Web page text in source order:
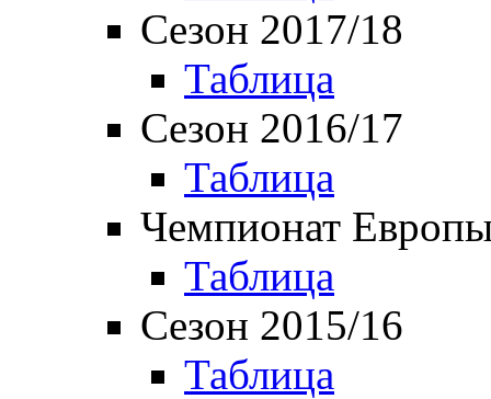
Сезон 2017/18
Таблица
Сезон 2016/17
Таблица
Чемпионат
Таблица
Сезон 2015/16
Таблица